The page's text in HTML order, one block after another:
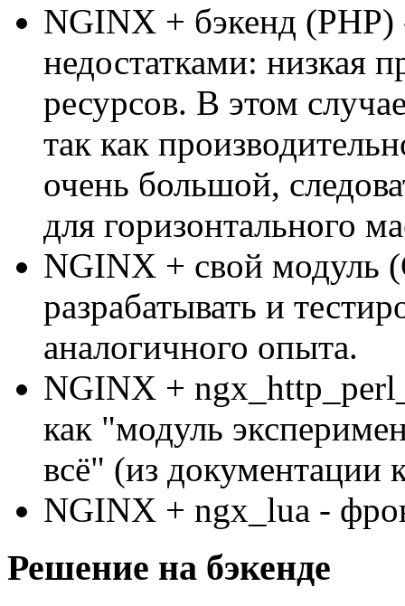
NGINX + бэкенд (PHP)
недостатками: низкая
ресурсов. В этом
так как
очень большой,
для горизонтального
NGINX + свой модуль
разрабатывать и
аналогичного опыта.
NGINX +
как "модуль
всё" (из документации
NGINX + ngx_lua -
Решение на бэкенде